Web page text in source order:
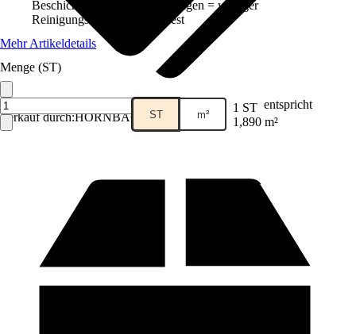
Verkauf durch:HORNBACH
Beschichtung, Keine Fliesenfugen = weniger
Reinigungsaufwand, Kratzfest
Mehr Artikeldetails
Menge (ST)
ST m² 1 ST entspricht
1,890 m²